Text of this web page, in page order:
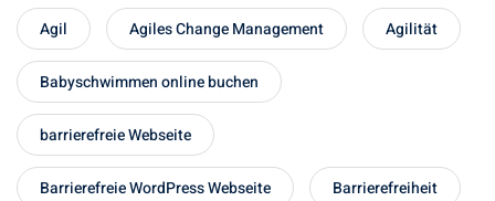
Agil Agiles Change Management Agilität
Babyschwimmen online buchen
barrierefreie Webseite
Barrierefreie WordPress Webseite Barrierefreiheit